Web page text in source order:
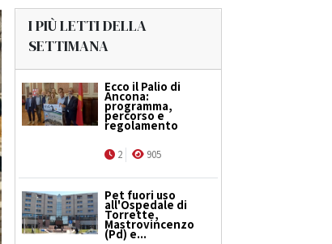
I PIÙ LETTI DELLA
SETTIMANA
Ecco il Palio di
Ancona:
programma,
percorso e
regolamento
2 905
Pet fuori uso
all'Ospedale di
Torrette,
Mastrovincenzo
(Pd) e...